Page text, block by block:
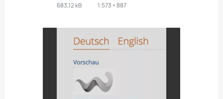
683,12 kB 1.573 × 887